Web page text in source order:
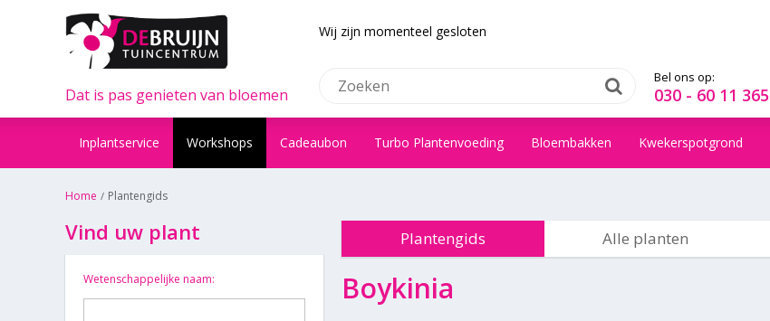
Home Plantengids
Wij zijn momenteel gesloten
Dat is pas genieten van bloemen
Bel ons op:
030 - 60 11 365
Inplantservice Workshops Cadeaubon Turbo Plantenvoeding Bloembakken Kwekerspotgrond
Plantengids Alle planten
Boykinia
Vind uw plant
Wetenschappelijke naam: